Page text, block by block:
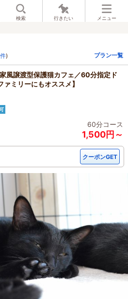
検索 行きたい メニュー
) プラン一覧
譲渡型保護猫カフェ／60分指定ド
ミリーにもオススメ】
60分コース
1,500円～
クーポンGET